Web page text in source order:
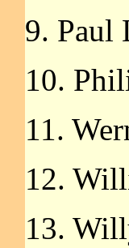
9. Paul
10.
11.
12.
13.